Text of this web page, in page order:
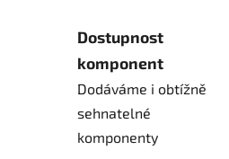
Dostupnost
komponent
Dodáváme i obtížně
sehnatelné
komponenty